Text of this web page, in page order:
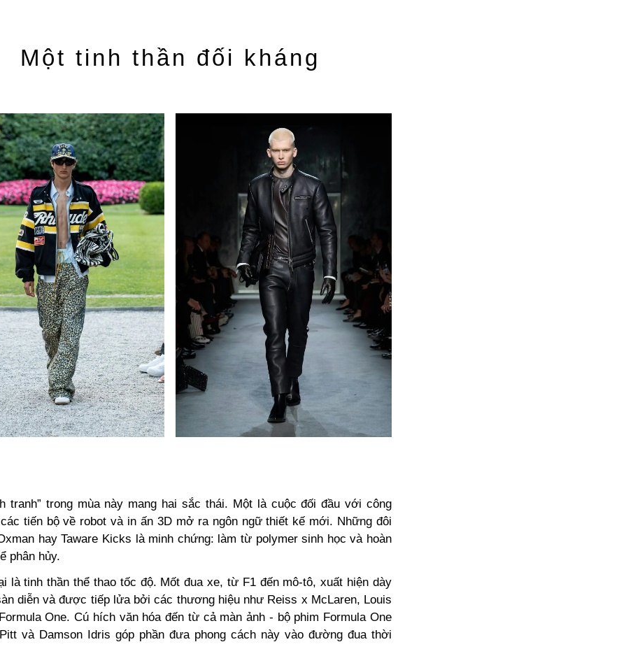
Một tinh thần đối kháng
tranh” trong mùa này mang hai sắc thái. Một là cuộc đối đầu với công
tiến bộ về robot và in ấn 3D mở ra ngôn ngữ thiết kế mới. Những đôi
hay Taware Kicks là minh chứng: làm từ polymer sinh học và hoàn
phân hủy.
là tinh thần thể thao tốc độ. Mốt đua xe, từ F1 đến mô-tô, xuất hiện dày
diễn và được tiếp lửa bởi các thương hiệu như Reiss x McLaren, Louis
One. Cú hích văn hóa đến từ cả màn ảnh - bộ phim Formula One
và Damson Idris góp phần đưa phong cách này vào đường đua thời